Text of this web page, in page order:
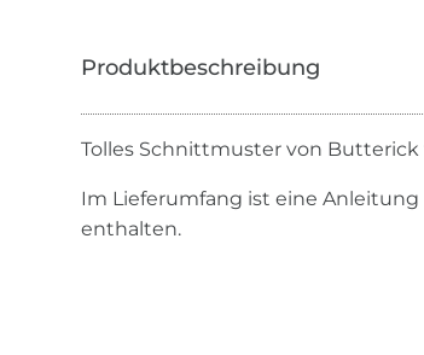
Tolles Schnittmuster von Butterick
Im Lieferumfang ist eine
enthalten.